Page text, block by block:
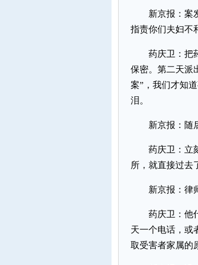
新京报：案发
指责你们夫妇不
药庆卫：把药
保密。第二天派
案”，我们才知
泪。
新京报：随后
药庆卫：立刻
所，就直接过去
新京报：律师
药庆卫：他什
天一个电话，或
取受害者家属的